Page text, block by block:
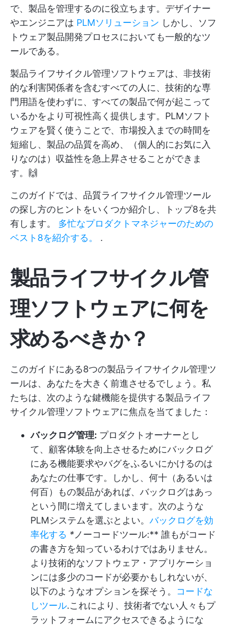
で、製品を管理するのに役立ちます。デザイナー
やエンジニアは PLMソリューション しかし、ソフ
トウェア製品開発プロセスにおいても一般的なツ
ールである。
製品ライフサイクル管理ソフトウェアは、非技術
的な利害関係者を含むすべての人に、技術的な専
門用語を使わずに、すべての製品で何が起こって
いるかをより可視性高く提供します。PLMソフト
ウェアを賢く使うことで、市場投入までの時間を
短縮し、製品の品質を高め、（個人的にお気に入
りなのは）収益性を急上昇させることができま
す。🙌
このガイドでは、品質ライフサイクル管理ツール
の探し方のヒントをいくつか紹介し、トップ8を共
有します。 多忙なプロダクトマネジャーのための
ベスト8を紹介する。
.
製品ライフサイクル管
理ソフトウェアに何を
求めるべきか？
このガイドにある8つの製品ライフサイクル管理ツ
ールは、あなたを大きく前進させるでしょう。私
たちは、次のような鍵機能を提供する製品ライフ
サイクル管理ソフトウェアに焦点を当てました：
バックログ管理: プロダクトオーナーとし
て、顧客体験を向上させるためにバックログ
にある機能要求やバグをふるいにかけるのは
あなたの仕事です。しかし、何十（あるいは
何百）もの製品があれば、バックログはあっ
という間に増えてしまいます。次のような
PLMシステムを選ぶとよい。 バックログを効
率化する * ノーコードツール:** 誰もがコード
の書き方を知っているわけではありません。
より技術的なソフトウェア・アプリケーショ
ンには多少のコードが必要かもしれないが、
以下のようなオプションを探そう。 コードな
しツール.これにより、技術者でない人々もプ
ラットフォームにアクセスできるようにな